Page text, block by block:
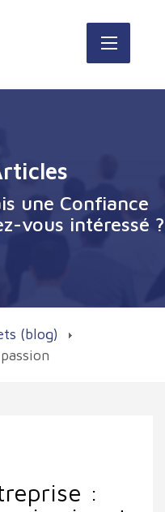
une Confiance
vous intéressé ?
(blog)
: